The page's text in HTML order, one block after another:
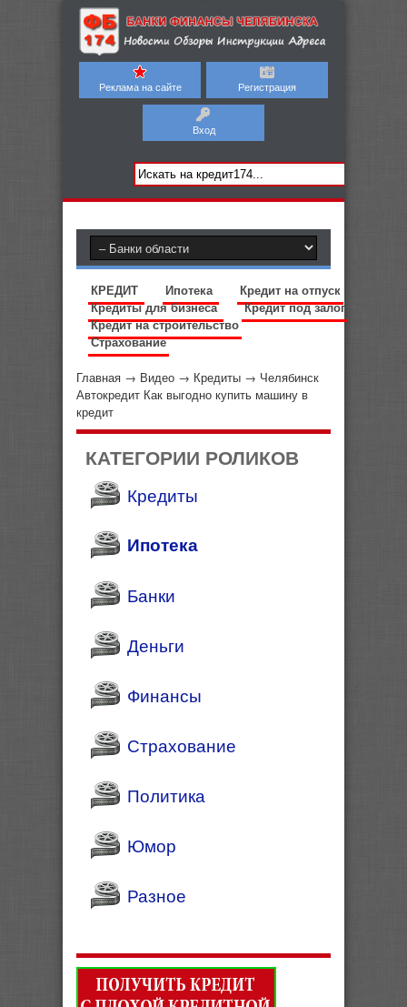
Реклама на сайте Регистрация
Вход
КРЕДИТ Ипотека
Кредит на отпуск
Кредиты для бизнеса
Кредит под залог
Кредит на строительство
Страхование
Главная → Видео → Кредиты → Челябинск
Автокредит Как выгодно купить машину в
кредит
КАТЕГОРИИ РОЛИКОВ
Кредиты
Ипотека
Банки
Деньги
Финансы
Страхование
Политика
Юмор
Разное